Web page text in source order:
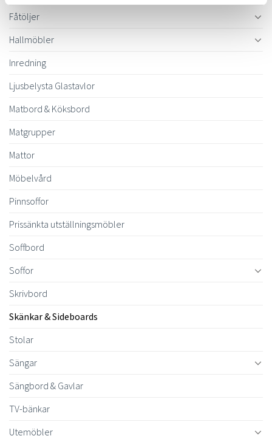
Fåtöljer
Hallmöbler
Inredning
Ljusbelysta Glastavlor
Matbord & Köksbord
Matgrupper
Mattor
Möbelvård
Pinnsoffor
Prissänkta utställningsmöbler
Soffbord
Soffor
Skrivbord
Skänkar & Sideboards
Stolar
Sängar
Sängbord & Gavlar
TV-bänkar
Utemöbler